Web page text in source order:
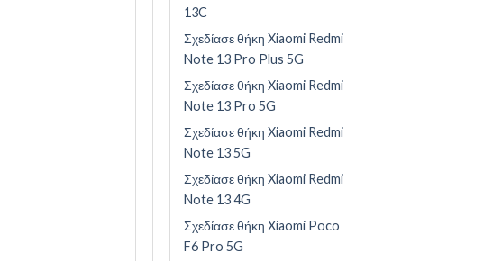
13C
Σχεδίασε θήκη Xiaomi Redmi
Note 13 Pro Plus 5G
Σχεδίασε θήκη Xiaomi Redmi
Note 13 Pro 5G
Σχεδίασε θήκη Xiaomi Redmi
Note 13 5G
Σχεδίασε θήκη Xiaomi Redmi
Note 13 4G
Σχεδίασε θήκη Xiaomi Poco
F6 Pro 5G